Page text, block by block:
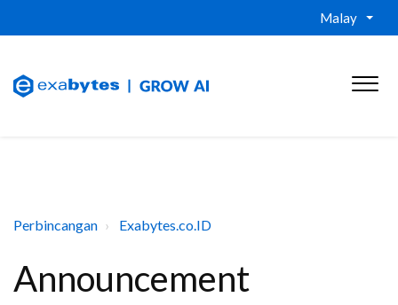
Malay
Perbincangan Exabytes.co.ID
Announcement